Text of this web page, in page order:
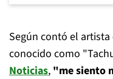
Según contó el
conocido como
Noticias, "me siento